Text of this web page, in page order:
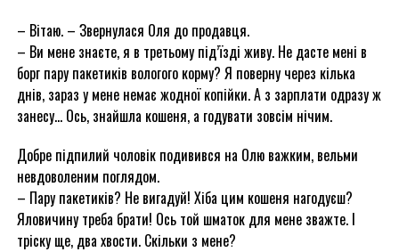
– Вітаю. – Звернулася Оля до продавця.
– Ви мене знаєте, я в третьому під’їзді живу. Не дасте мені в
борг пару пакетиків вологого корму? Я поверну через кілька
днів, зараз у мене немає жодної копійки. А з зарплати одразу ж
занесу… Ось, знайшла кошеня, а годувати зовсім нічим.
Добре підпилий чоловік подивився на Олю важким, вельми
невдоволеним поглядом.
– Пару пакетиків? Не вигадуй! Хіба цим кошеня нагодуєш?
Яловичину треба брати! Ось той шматок для мене зважте. І
тріску ще, два хвости. Скільки з мене?